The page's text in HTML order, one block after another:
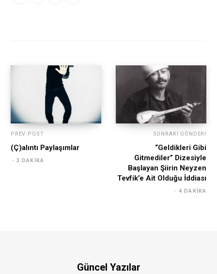
PREV POST
(Ç)alıntı Paylaşımlar
3 DAKIKA
SONRAKI GÖNDERI
“Geldikleri Gibi
Gitmediler” Dizesiyle
Başlayan Şiirin Neyzen
Tevfik’e Ait Olduğu İddiası
4 DAKIKA
Güncel Yazılar